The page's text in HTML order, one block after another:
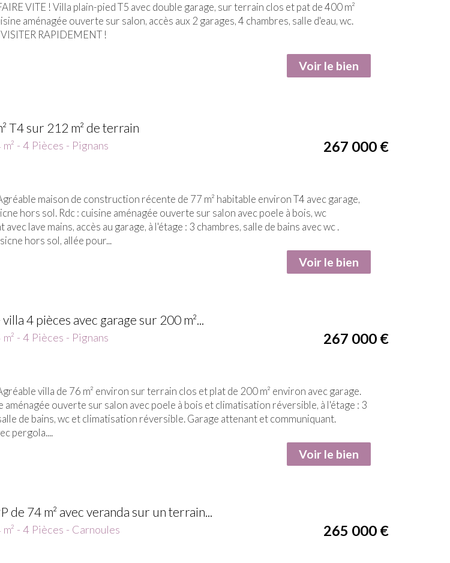
VITE ! Villa plain-pied T5 avec double garage, sur terrain clos et pat de 400 m²
aménagée ouverte sur salon, accès aux 2 garages, 4 chambres, salle d'eau, wc.
RAPIDEMENT !
Voir le bien
T4 sur 212 m² de terrain
- 4 Pièces - Pignans 267 000 €
maison de construction récente de 77 m² habitable environ T4 avec garage,
hors sol. Rdc : cuisine aménagée ouverte sur salon avec poele à bois, wc
avec lave mains, accès au garage, à l'étage : 3 chambres, salle de bains avec wc .
hors sol, allée pour...
Voir le bien
4 pièces avec garage sur 200 m²...
- 4 Pièces - Pignans 267 000 €
villa de 76 m² environ sur terrain clos et plat de 200 m² environ avec garage.
aménagée ouverte sur salon avec poele à bois et climatisation réversible, à l'étage : 3
de bains, wc et climatisation réversible. Garage attenant et communiquant.
pergola....
Voir le bien
de 74 m² avec veranda sur un terrain...
- 4 Pièces - Carnoules 265 000 €